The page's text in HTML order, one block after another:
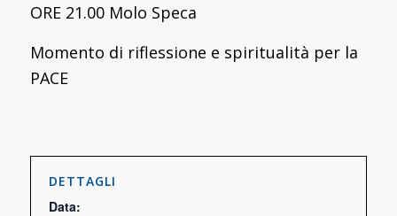
ORE 21.00 Molo Speca
Momento di riflessione e spiritualità per la
PACE
DETTAGLI
Data: